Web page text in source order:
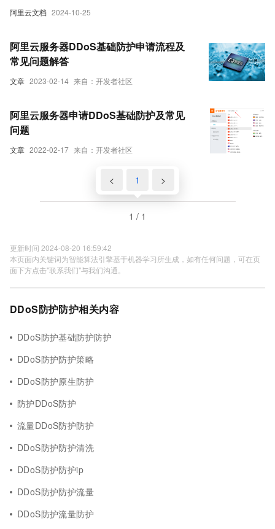
阿里云文档 2024-10-25
文章 2023-02-14 来自：开发者社区
阿里云服务器DDoS基础防护申请流程及
常见问题解答
文章 2022-02-17 来自：开发者社区
阿里云服务器申请DDoS基础防护及常见
问题
< 1 >
1 / 1
更新时间 2024-08-20 16:59:42
本页面内关键词为智能算法引擎基于机器学习所生成，如有任何问题，可在页
面下方点击"联系我们"与我们沟通。
DDoS防护防护相关内容
DDoS防护基础防护防护
DDoS防护防护策略
DDoS防护原生防护
防护DDoS防护
流量DDoS防护防护
DDoS防护防护清洗
DDoS防护防护ip
DDoS防护防护流量
DDoS防护流量防护